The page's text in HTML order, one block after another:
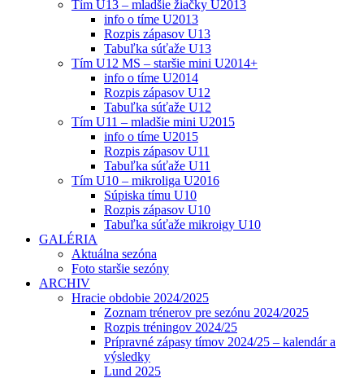
Tím U13 – mladšie žiačky U2013
info o tíme U2013
Rozpis zápasov U13
Tabuľka súťaže U13
Tím U12 MS – staršie mini U2014+
info o tíme U2014
Rozpis zápasov U12
Tabuľka súťaže U12
Tím U11 – mladšie mini U2015
info o tíme U2015
Rozpis zápasov U11
Tabuľka súťaže U11
Tím U10 – mikroliga U2016
Súpiska tímu U10
Rozpis zápasov U10
Tabuľka súťaže mikroigy U10
GALÉRIA
Aktuálna sezóna
Foto staršie sezóny
ARCHIV
Hracie obdobie 2024/2025
Zoznam trénerov pre sezónu 2024/2025
Rozpis tréningov 2024/25
Prípravné zápasy tímov 2024/25 – kalendár a
výsledky
Lund 2025